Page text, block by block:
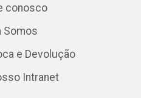
conosco
Somos
e Devolução
Intranet